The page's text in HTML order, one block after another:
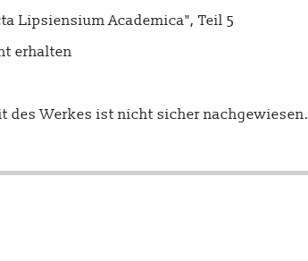
Lipsiensium Academica", Teil 5
erhalten
des Werkes ist nicht sicher nachgewiesen.